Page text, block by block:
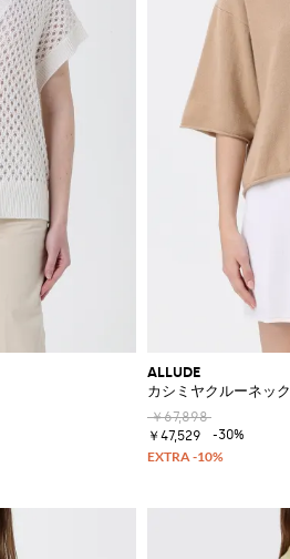
ALLUDE
カシミヤクルーネッ
￥67,898
￥47,529
-30%